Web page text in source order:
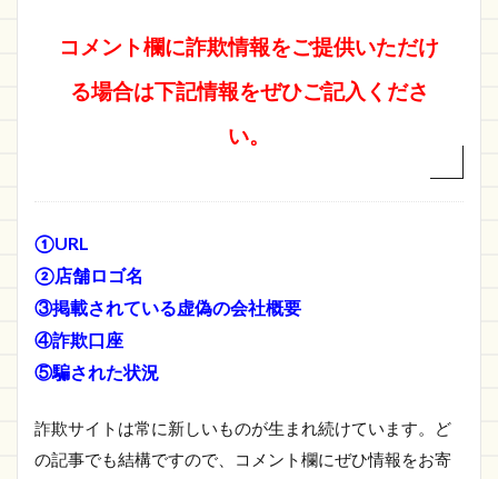
コメント欄に詐欺情報をご提供いただけ
る場合は下記情報をぜひご記入くださ
い。
①URL
②店舗ロゴ名
③掲載されている虚偽の会社概要
④詐欺口座
⑤騙された状況
詐欺サイトは常に新しいものが生まれ続けています。ど
の記事でも結構ですので、コメント欄にぜひ情報をお寄